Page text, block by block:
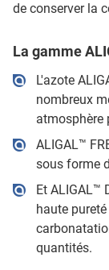
de conserver la
La gamme
L'azote
nombreux
atmosphère
ALIGAL™
sous forme
Et ALIGAL™
haute
quantités.